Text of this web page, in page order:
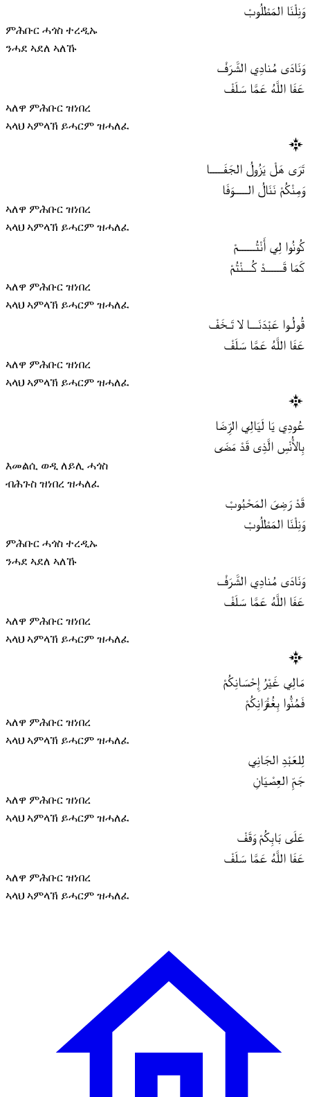
وَنِلْنَا المَطْلُوبْ
ምሕቡር ሓጎስ ተረዲኡ
ንሓደ ኣደለ ኣለኹ
وَنَادَى مُنادِي الشَّرَفْ
عَفَا اللَّهُ عَمَّا سَلَفْ
ኣለዋ ምሕቡር ዝነበረ
ኣላህ ኣምላኽ ይሓርም ዝሓለፈ
تَرَى هَلْ يَزُولُ الجَفَـــــا
وَمِنْكُمْ نَنَالُ الـــــوَفَا
ኣለዋ ምሕቡር ዝነበረ
ኣላህ ኣምላኽ ይሓርም ዝሓለፈ
كُونُوا لِي أَنْتُــــــمْ
كَمَا قَــــــدْ كُـــنْتُمْ
ኣለዋ ምሕቡር ዝነበረ
ኣላህ ኣምላኽ ይሓርም ዝሓለፈ
قُولُـوا عَبْدَنَـــا لا تَـخَفْ
عَفَا اللَّهُ عَمَّا سَلَفْ
ኣለዋ ምሕቡር ዝነበረ
ኣላህ ኣምላኽ ይሓርም ዝሓለፈ
عُودِي يَا لَيَالِي الرِّضَا
بِالأُنْسِ الَّذِى قَدْ مَضَى
እመልሲ ወዲ ለይሊ ሓጎስ
ብሕጉስ ዝነበረ ዝሓለፈ
قَدْ رَضِىَ المَحْبُوبْ
وَنِلْنَا المَطْلُوبْ
ምሕቡር ሓጎስ ተረዲኡ
ንሓደ ኣደለ ኣለኹ
وَنَادَى مُنادِي الشَّرَفْ
عَفَا اللَّهُ عَمَّا سَلَفْ
ኣለዋ ምሕቡር ዝነበረ
ኣላህ ኣምላኽ ይሓርም ዝሓለፈ
مَالِي غَيْرُ إِحْسَانِكُمْ
فَمُنُّوا بِغُفْرَانِكُمْ
ኣለዋ ምሕቡር ዝነበረ
ኣላህ ኣምላኽ ይሓርም ዝሓለፈ
لِلعَبْدِ الجَانِي
جَمِّ العِصْيَانِ
ኣለዋ ምሕቡር ዝነበረ
ኣላህ ኣምላኽ ይሓርም ዝሓለፈ
عَلَى بَابِكُمْ وَقَفْ
عَفَا اللَّهُ عَمَّا سَلَفْ
ኣለዋ ምሕቡር ዝነበረ
ኣላህ ኣምላኽ ይሓርም ዝሓለፈ